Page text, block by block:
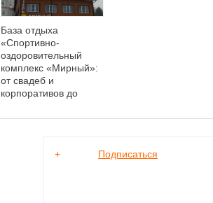
База отдыха
«Спортивно-
оздоровительный
комплекс «Мирный»:
от свадеб и
корпоративов до
+ Подписаться